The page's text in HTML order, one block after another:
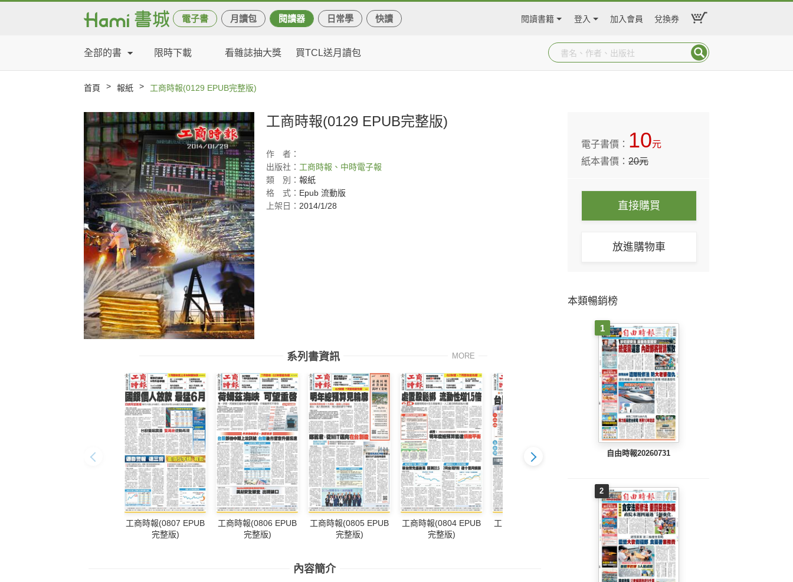
電子書 月讀包 閱讀器 日常學 快讀 閱讀書籍 登入 加入會員 兌換券
全部的書 限時下載 看雜誌抽大獎 買TCL送月讀包
首頁 > 報紙 > 工商時報(0129 EPUB完整版)
工商時報(0129 EPUB完整版)
作
者：
出版社： 工商時報、中時電子報
類
別： 報紙
格
式： Epub 流動版
上架日： 2014/1/28
系列書資訊 MORE
工商時報(0807 EPUB
完整版)
工商時報(0806 EPUB
完整版)
工商時報(0805 EPUB
完整版)
工商時報(0804 EPUB
完整版)
工商時報(0803 EPUB
工商時報(0802 EPUB
完整版)
內容簡介
電子書價： 10元
紙本書價：20元
直接購買
放進購物車
本類暢銷榜
1
自由時報20260731
2